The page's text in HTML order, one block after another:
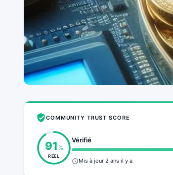
COMMUNITY TRUST SCORE
91 %
RÉEL
Vérifié
Mis à jour 2 ans il y a